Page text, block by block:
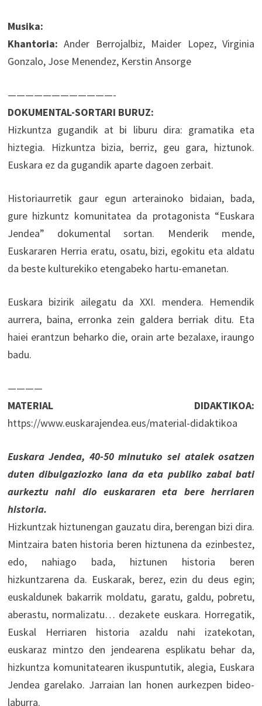
Musika:
Khantoria: Ander Berrojalbiz, Maider Lopez, Virginia
Gonzalo, Jose Menendez, Kerstin Ansorge
————————————-
DOKUMENTAL-SORTARI BURUZ:
Hizkuntza gugandik at bi liburu dira: gramatika eta
hiztegia. Hizkuntza bizia, berriz, geu gara, hiztunok.
Euskara ez da gugandik aparte dagoen zerbait.
Historiaurretik gaur egun arterainoko bidaian, bada,
gure hizkuntz komunitatea da protagonista “Euskara
Jendea” dokumental sortan. Menderik mende,
Euskararen Herria eratu, osatu, bizi, egokitu eta aldatu
da beste kulturekiko etengabeko hartu-emanetan.
Euskara bizirik ailegatu da XXI. mendera. Hemendik
aurrera, baina, erronka zein galdera berriak ditu. Eta
haiei erantzun beharko die, orain arte bezalaxe, iraungo
badu.
————
MATERIAL DIDAKTIKOA:
https://www.euskarajendea.eus/material-didaktikoa
Euskara Jendea, 40-50 minutuko sei atalek osatzen
duten dibulgaziozko lana da eta publiko zabal bati
aurkeztu nahi dio euskararen eta bere herriaren
historia.
Hizkuntzak hiztunengan gauzatu dira, berengan bizi dira.
Mintzaira baten historia beren hiztunena da ezinbestez,
edo, nahiago bada, hiztunen historia beren
hizkuntzarena da. Euskarak, berez, ezin du deus egin;
euskaldunek bakarrik moldatu, garatu, galdu, pobretu,
aberastu, normalizatu… dezakete euskara. Horregatik,
Euskal Herriaren historia azaldu nahi izatekotan,
euskaraz mintzo den jendearena esplikatu behar da,
hizkuntza komunitatearen ikuspuntutik, alegia, Euskara
Jendea garelako. Jarraian lan honen aurkezpen bideo-
laburra.